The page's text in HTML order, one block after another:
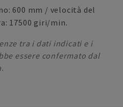
600 mm / velocità del
17500 giri/min.
tra i dati indicati e i
essere confermato dal